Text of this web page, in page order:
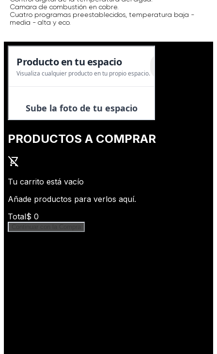
Camara de combustión en cobre.
Cuatro programas preestablecidos, temperatura baja -
media - alta y eco.